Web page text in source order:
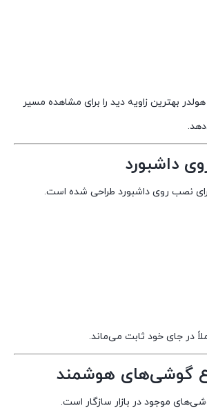
بهترین زاویه دید را برای مشاهده مسیر
داشبورد
در جای خود ثابت می‌ماند.
گوشی‌های هوشمند
موجود در بازار سازگار است.